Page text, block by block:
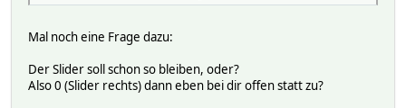
Mal noch eine Frage dazu:
Der Slider soll schon so bleiben, oder?
Also 0 (Slider rechts) dann eben bei dir offen statt zu?